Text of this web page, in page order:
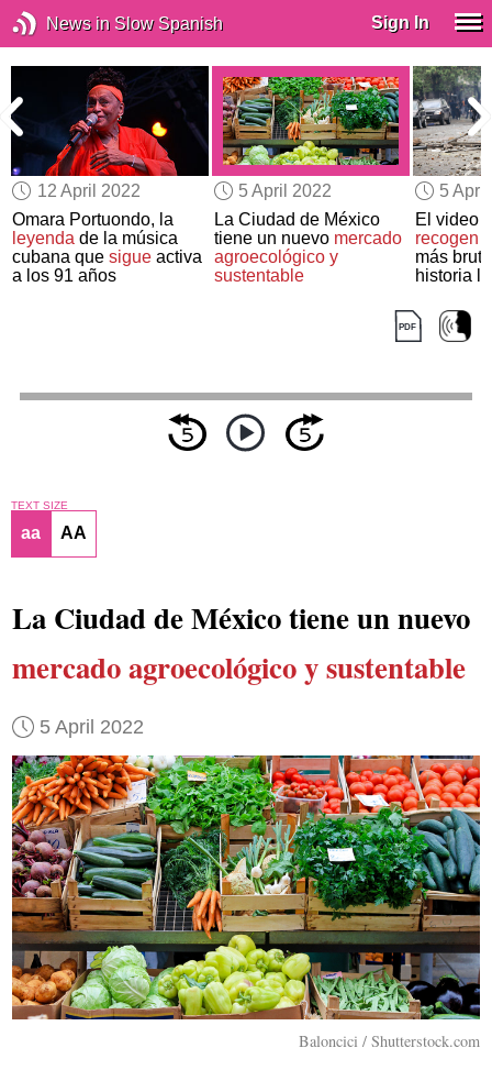
News in Slow Spanish Sign In
12 April 2022
Omara Portuondo, la
leyenda de la música
cubana quesigue activa
a los 91 años
5 April 2022
La Ciudad de México
tiene un nuevo mercado
agroecológico y
sustentable
5
El video
recogen
más
historia
TEXT SIZE
aa AA
La Ciudad de México tiene un nuevo
mercado agroecológico y sustentable
5 April 2022
Baloncici / Shutterstock.com